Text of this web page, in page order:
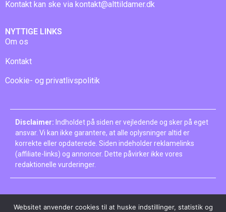
Kontakt kan ske via kontakt@alttildamer.dk
NYTTIGE LINKS
Om os
Kontakt
Cookie- og privatlivspolitik
Disclaimer: Indholdet på siden er vejledende og sker på eget
ansvar. Vi kan ikke garantere, at alle oplysninger altid er
korrekte eller opdaterede. Siden indeholder reklamelinks
(affiliate-links) og annoncer. Dette påvirker ikke vores
redaktionelle vurderinger.
Websitet anvender cookies til at huske indstillinger, statistik og